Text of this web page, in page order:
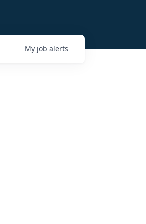
My job alerts